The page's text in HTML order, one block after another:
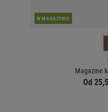
W MAGAZYNIE
Magazine
Od